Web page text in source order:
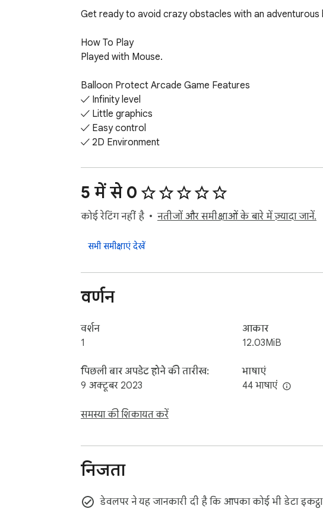
Get ready to avoid crazy obstacles with an
How To Play
Played with Mouse.
Balloon Protect Arcade Game Features
✓ Infinity level
✓ Little graphics
✓ Easy control
✓ 2D Environment
Finally, you can enjoy these game for free (and more
ads.
Help and Contact
5 में से 0
कोई रेटिंग नहीं है नतीजों और समीक्षाओं के बारे में ज़्यादा जानें.
सभी समीक्षाएं देखें
वर्णन
वर्शन
1
पिछली बार अपडेट होने की तारीख:
9 अक्टूबर 2023
समस्या की शिकायत करें
आकार
12.03MiB
भाषाएं
44 भाषाएं
निजता
डेवलपर ने यह जानकारी दी है कि आपका कोई भी डेटा